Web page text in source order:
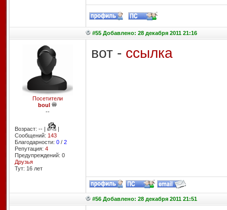
#55 Добавлено: 28 декабря 2011 21:16
Посетители
boul
--
Возраст: -- |
|
Сообщений: 143
Благодарности: 0/ 2
Репутация: 4
Предупреждений: 0
Друзья
Тут: 16 лет
вот - ссылка
#56 Добавлено: 28 декабря 2011 21:51